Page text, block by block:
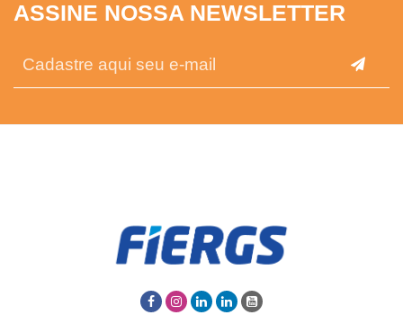
ASSINE NOSSA NEWSLETTER